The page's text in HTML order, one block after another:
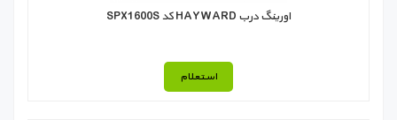
اورینگ درب HAYWARD کد SPX1600S
استعلام